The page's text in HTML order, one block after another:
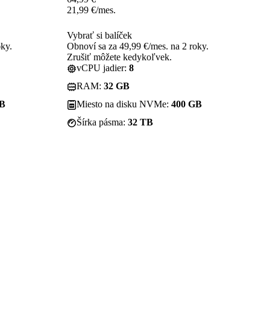
21,99 €/mes.
Vybrať si balíček
Obnoví sa za 49,99 €/mes. na 2 roky.
Zrušiť môžete kedykoľvek.
vCPU jadier: 8
RAM: 32 GB
Miesto na disku NVMe: 400 GB
Šírka pásma: 32 TB